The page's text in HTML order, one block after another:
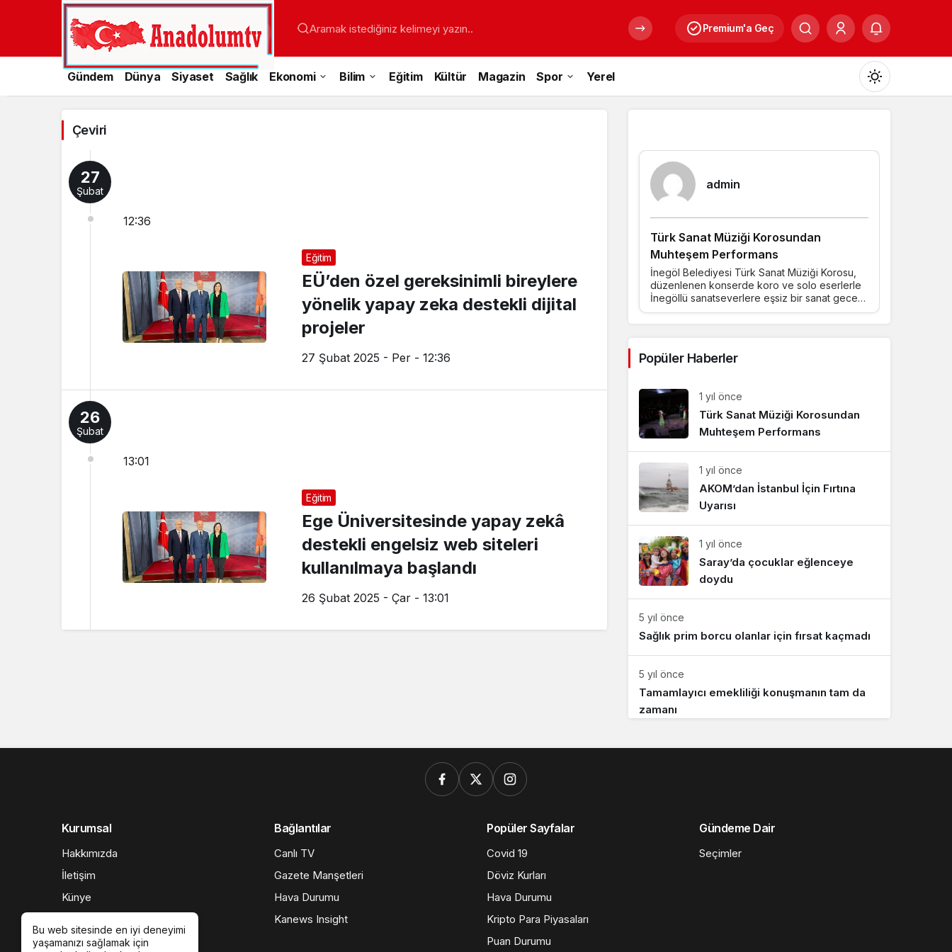
Çeviri
Aramak istediğiniz kelimeyi yazın.. Premium'a Geç
Gündem Dünya Siyaset Sağlık Ekonomi Bilim Eğitim Kültür Magazin Spor Yerel
Mod
değiştir
Gündüz Modu
Gece Modu
Gece modunu seçin.
Sistem Modu
Sistem modunu seçin.
Çeviri
27
Şubat
12:36
Eğitim
EÜ’den özel gereksinimli bireylere
yönelik yapay zeka destekli dijital
projeler
27 Şubat 2025 - Per - 12:36
26
Şubat
13:01
Eğitim
Ege Üniversitesinde yapay zekâ
destekli engelsiz web siteleri
kullanılmaya başlandı
26 Şubat 2025 - Çar - 13:01
admin
Türk Sanat Müziği Korosundan
Muhteşem Performans
İnegöl Belediyesi Türk Sanat Müziği Korosu,
düzenlenen konserde koro ve solo eserlerle
İnegöllü sanatseverlere eşsiz bir sanat gecesi
yaşattı.
Popüler Haberler
1 yıl önce
Türk Sanat Müziği Korosundan
Muhteşem Performans
1 yıl önce
AKOM’dan İstanbul İçin Fırtına
Uyarısı
1 yıl önce
Saray’da çocuklar eğlenceye
doydu
5 yıl önce
Sağlık prim borcu olanlar için fırsat kaçmadı
5 yıl önce
Tamamlayıcı emekliliği konuşmanın tam da
zamanı
Bu web sitesinde en iyi deneyimi
yaşamanızı sağlamak için
Kurumsal
Hakkımızda
İletişim
Künye
Bağlantılar
Canlı TV
Gazete Manşetleri
Hava Durumu
Kanews Insight
Popüler Sayfalar
Covid 19
Döviz Kurları
Hava Durumu
Kripto Para Piyasaları
Puan Durumu
Gündeme Dair
Seçimler